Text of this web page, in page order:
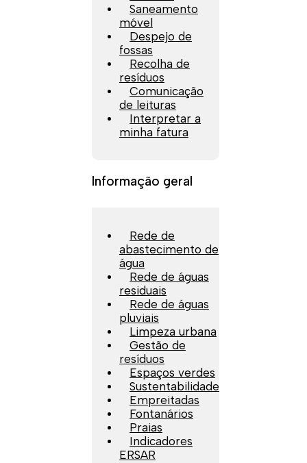
Saneamento
móvel
Despejo de
fossas
Recolha de
resíduos
Comunicação
de leituras
Interpretar a
minha fatura
Informação geral
Rede de
abastecimento de
água
Rede de águas
residuais
Rede de águas
pluviais
Limpeza urbana
Gestão de
resíduos
Espaços verdes
Sustentabilidade
Empreitadas
Fontanários
Praias
Indicadores
ERSAR